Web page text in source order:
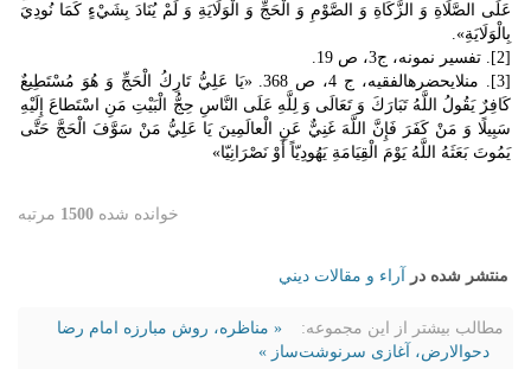
عَلَى الصَّلَاةِ وَ الزَّكَاةِ وَ الصَّوْمِ وَ الْحَجِّ وَ الْوَلَايَةِ وَ لَمْ يُنَادَ بِشَيْ‏ءٍ كَمَا نُودِيَ
بِالْوَلَايَةِ».
[2]. تفسير نمونه، ج‏3، ص 19.
[3]. من‏لايحضره‏الفقيه، ج 4، ص 368. «يَا عَلِيُّ تَارِكُ الْحَجِّ وَ هُوَ مُسْتَطِيعٌ
كَافِرٌ يَقُولُ اللَّهُ تَبَارَكَ وَ تَعَالَى وَ لِلَّهِ عَلَى النَّاسِ حِجُّ الْبَيْتِ مَنِ اسْتَطاعَ إِلَيْهِ
سَبِيلًا وَ مَنْ كَفَرَ فَإِنَّ اللَّهَ غَنِيٌّ عَنِ الْعالَمِينَ يَا عَلِيُّ مَنْ سَوَّفَ الْحَجَّ حَتَّى
يَمُوتَ بَعَثَهُ اللَّهُ يَوْمَ الْقِيَامَةِ يَهُودِيّاً أَوْ نَصْرَانِيّا»
خوانده شده 1500 مرتبه
منتشر شده در آراء و مقالات ديني
مطالب بیشتر از این مجموعه:
« مناظره، روش مبارزه امام رضا
دحوالارض، آغازی سرنوشت‌ساز »